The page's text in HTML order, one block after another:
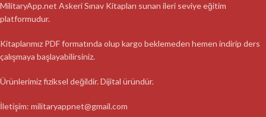
MilitaryApp.net Askeri Sınav Kitapları sunan ileri seviye eğitim
platformudur.
Kitaplarımız PDF formatında olup kargo beklemeden hemen indirip ders
çalışmaya başlayabilirsiniz.
Ürünlerimiz fiziksel değildir. Dijital üründür.
İletişim: militaryappnet@gmail.com